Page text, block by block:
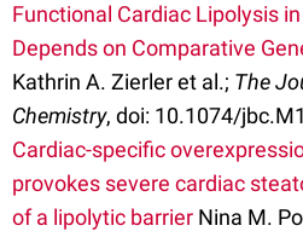
Functional Cardiac Lipolysis
Depends on Comparative
Kathrin A. Zierler et al.; The
Chemistry, doi: 10.1074/
Cardiac-specific
provokes severe cardiac
of a lipolytic barrier Nina M.